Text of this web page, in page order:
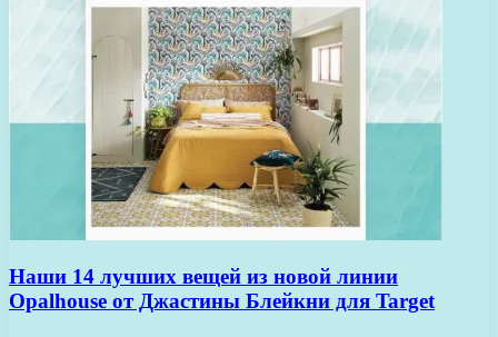
Наши 14 лучших вещей из новой линии
Opalhouse от Джастины Блейкни для Target